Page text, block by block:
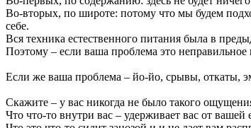
Во-вторых, по широте: потому что мы будем
себе.
Вся техника естественного питания была в
Поэтому – если ваша проблема это
Если же ваша проблема – йо-йо, срывы, откаты,
Скажите – у вас никогда не было такого
Что что-то внутри вас – удерживает вас от вашей